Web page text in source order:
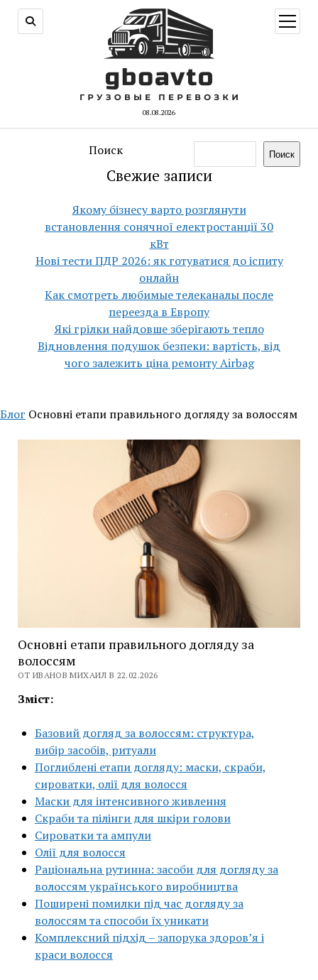
08.08.2026
меню
Поиск Поиск
Свежие записи
Якому бізнесу варто розглянути
встановлення сонячної електростанції 30
кВт
Нові тести ПДР 2026: як готуватися до іспиту
онлайн
Как смотреть любимые телеканалы после
переезда в Европу
Які грілки найдовше зберігають тепло
Відновлення подушок безпеки: вартість, від
чого залежить ціна ремонту Airbag
Блог Основні етапи правильного догляду за волоссям
Основні етапи правильного догляду за
волоссям
ОТ ИВАНОВ МИХАИЛ В 22.02.2026
Зміст:
Базовий догляд за волоссям: структура,
вибір засобів, ритуали
Поглиблені етапи догляду: маски, скраби,
сироватки, олії для волосся
Маски для інтенсивного живлення
Скраби та пілінги для шкіри голови
Сироватки та ампули
Олії для волосся
Раціональна рутинна: засоби для догляду за
волоссям українського виробництва
Поширені помилки під час догляду за
волоссям та способи їх уникати
Комплексний підхід – запорука здоров’я і
краси волосся